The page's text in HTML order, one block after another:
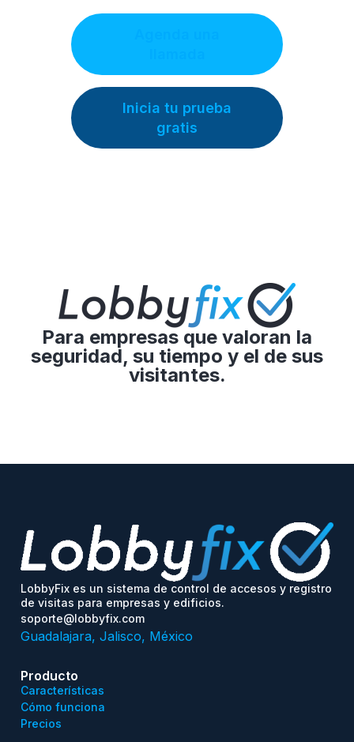
Inicia tu prueba
gratis
Para empresas que valoran la
seguridad, su tiempo y el de sus
visitantes.
LobbyFix es un sistema de control de accesos y registro
de visitas para empresas y edificios.
soporte@lobbyfix.com
Guadalajara, Jalisco, México
Producto
Características
Cómo funciona
Precios